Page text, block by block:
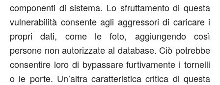
componenti di sistema. Lo sfruttamento di questa
vulnerabilità consente agli aggressori di caricare i
propri dati, come le foto, aggiungendo così
persone non autorizzate al database. Ciò potrebbe
consentire loro di bypassare furtivamente i tornelli
o le porte. Un’altra caratteristica critica di questa